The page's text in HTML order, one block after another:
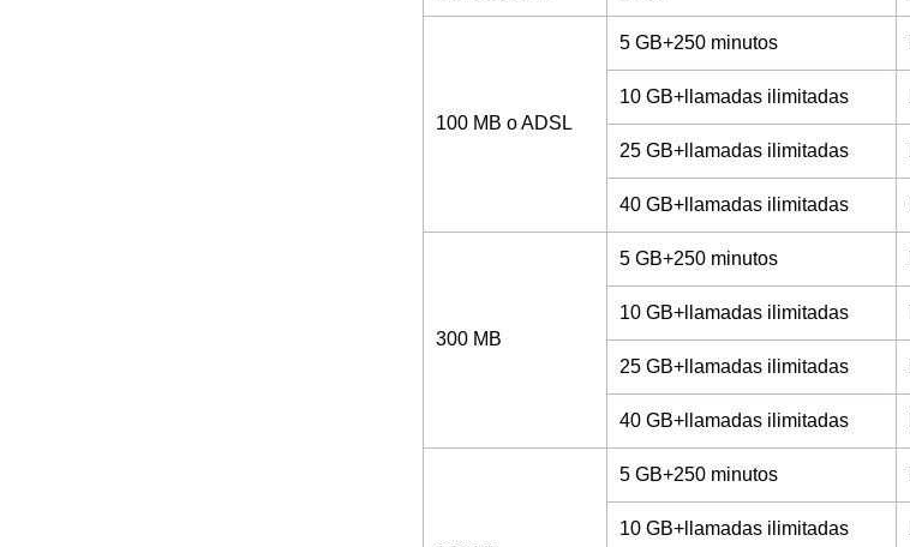
100 MB o ADSL
5 GB+250 minutos
10 GB+llamadas ilimitadas
25 GB+llamadas ilimitadas
40 GB+llamadas ilimitadas
300 MB
5 GB+250 minutos
10 GB+llamadas ilimitadas
25 GB+llamadas ilimitadas
40 GB+llamadas ilimitadas
5 GB+250 minutos
10 GB+llamadas ilimitadas